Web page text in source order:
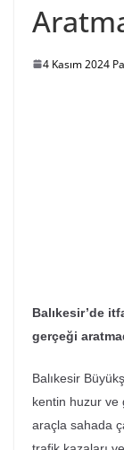
4 Kasım 2024
Balıkesir’de
gerçeği
Balıkesir
kentin huzur ve
araçla sahada